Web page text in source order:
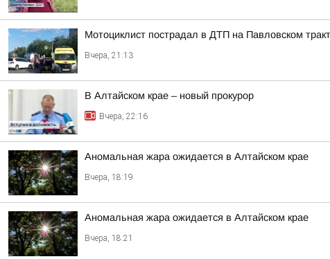
Мотоциклист пострадал в ДТП на Павловском
Вчера, 21:13
В Алтайском крае – новый прокурор
Вчера, 22:16
Аномальная жара ожидается в Алтайском крае
Вчера, 18:19
Аномальная жара ожидается в Алтайском крае
Вчера, 18:21